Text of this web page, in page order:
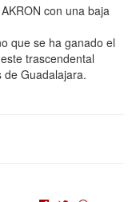
con una baja
que se ha ganado el
trascendental
Guadalajara.